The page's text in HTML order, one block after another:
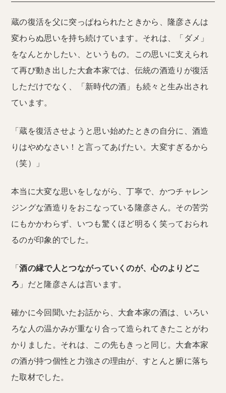
蔵の復活を父に突っぱねられたときから、隆彦さんは
変わらぬ思いを持ち続けています。それは、「ダメ」
をなんとかしたい、というもの。この思いに支えられ
て再び動き出した大倉本家では、伝統の酒造りが復活
しただけでなく、「新時代の酒」も続々と生み出され
ています。
「蔵を復活させようと思い始めたときの自分に、酒造
りはやめなさい！と言ってあげたい。大変すぎるから
（笑）」
本当に大変な思いをしながら、丁寧で、かつチャレン
ジングな酒造りをおこなっている隆彦さん。その苦労
にもかかわらず、いつも驚くほど明るく笑っておられ
るのが印象的でした。
「酒の縁で人とつながっていくのが、心のよりどこ
ろ 」だと隆彦さんは言います。
確かに今回聞いたお話から、大倉本家の酒は、いろい
ろな人の温かみが重なり合って造られてきたことがわ
かりました。それは、この先もきっと同じ。大倉本家
の酒が持つ個性と力強さの理由が、すとんと腑に落ち
た取材でした。